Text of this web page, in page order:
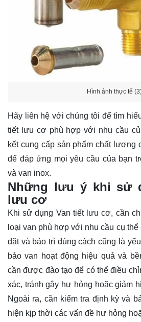
Hình ảnh thực tế
Hãy liên hệ với chúng tôi để tìm
tiết lưu cơ phù hợp với nhu cầu
kết cung cấp sản phẩm chất lượng
để đáp ứng mọi yêu cầu của bạn
và van inox.
Những lưu ý khi sử
lưu cơ
Khi sử dụng Van tiết lưu cơ, cần
loại van phù hợp với nhu cầu cụ
đặt và bảo trì đúng cách cũng là
bảo van hoạt động hiệu quả và
cần được đào tạo để có thể điều
xác, tránh gây hư hỏng hoặc giảm
Ngoài ra, cần kiểm tra định kỳ và
hiện kịp thời các vấn đề hư hỏng